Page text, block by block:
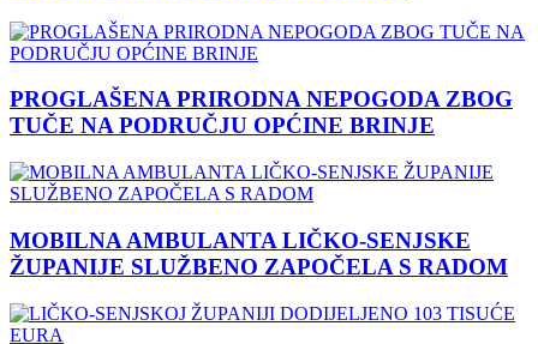
PROGLAŠENA PRIRODNA NEPOGODA ZBOG
TUČE NA PODRUČJU OPĆINE BRINJE
MOBILNA AMBULANTA LIČKO-SENJSKE
ŽUPANIJE SLUŽBENO ZAPOČELA S RADOM